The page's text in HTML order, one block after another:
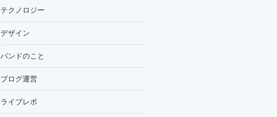
テクノロジー
デザイン
バンドのこと
ブログ運営
ライブレポ